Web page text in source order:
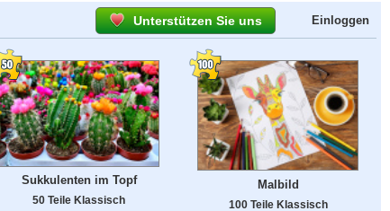
Unterstützen Sie uns Einloggen
Sukkulenten im Topf
50 Teile Klassisch
Malbild
100 Teile Klassisch